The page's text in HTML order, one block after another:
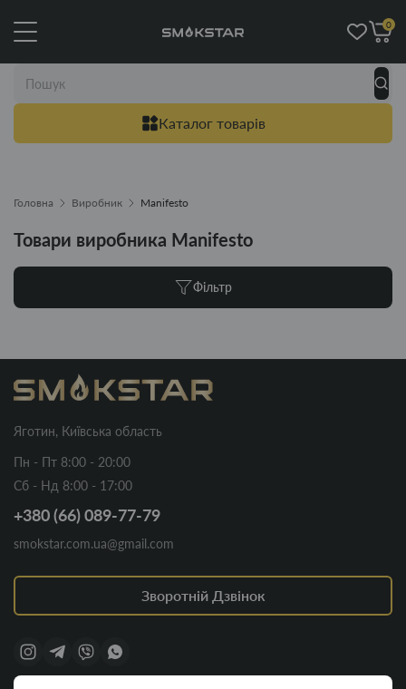
Каталог товарів
0
Головна Виробник Manifesto
Товари виробника Manifesto
Фільтр
Яготин, Київська область
Пн - Пт 8:00 - 20:00
Сб - Нд 8:00 - 17:00
+380 (66) 089-77-79
smokstar.com.ua@gmail.com
Зворотній Дзвінок